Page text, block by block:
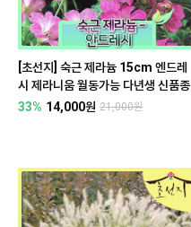
[초선지] 숙근 제라늄 15cm 엔드레
시 제라니움 월동가능 다년생 신품종
33% 14,000원 21,000원